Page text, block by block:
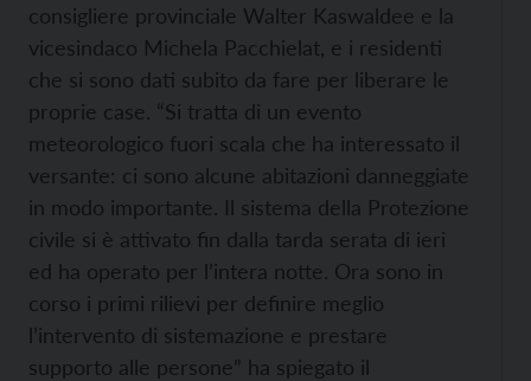
consigliere provinciale Walter Kaswaldee e la
vicesindaco Michela Pacchielat, e i residenti
che si sono dati subito da fare per liberare le
proprie case. “Si tratta di un evento
meteorologico fuori scala che ha interessato il
versante: ci sono alcune abitazioni danneggiate
in modo importante. Il sistema della Protezione
civile si è attivato fin dalla tarda serata di ieri
ed ha operato per l’intera notte. Ora sono in
corso i primi rilievi per definire meglio
l’intervento di sistemazione e prestare
supporto alle persone” ha spiegato il